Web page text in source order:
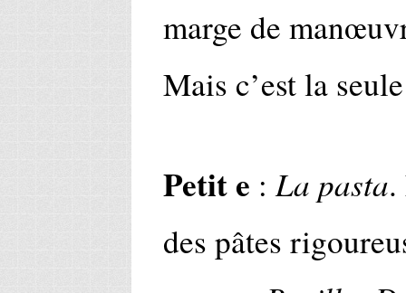
marge de
Mais c’est la
Petit e :La pasta.
des pâtes